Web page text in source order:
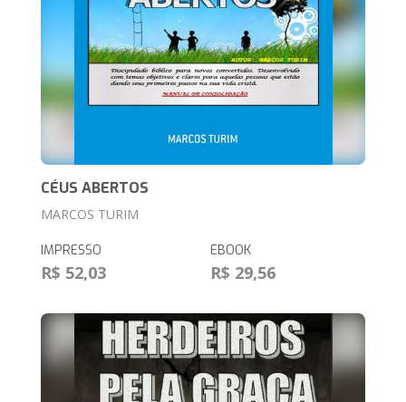
CÉUS ABERTOS
MARCOS TURIM
IMPRESSO
R$ 52,03
EBOOK
R$ 29,56